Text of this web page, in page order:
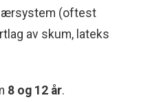
(oftest
av skum, lateks
8 og 12 år.